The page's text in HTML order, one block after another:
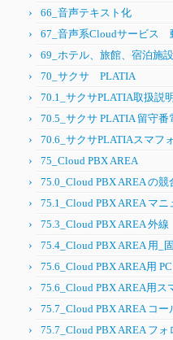
66_音声テキスト化
67_音声系Cloudサービス
69_ホテル、旅館、宿泊施
70_サクサ PLATIA
70.1_サクサPLATIA取扱説
70.5_サクサ PLATIA 留守番
70.6_サクサPLATIAスマフ
75_Cloud PBX AREA
75.0_Cloud PBX AREA の競
75.1_Cloud PBX AREA マニ
75.3_Cloud PBX AREA 外線
75.4_Cloud PBX AREA 用_
75.6_Cloud PBX AREA用
75.6_Cloud PBX AREA用ス
75.7_Cloud PBX AREA コ
75.7_Cloud PBX AREA フォ